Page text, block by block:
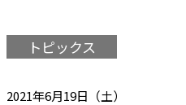
トピックス
2021年6月19日（土）